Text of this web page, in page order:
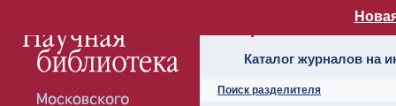
Алфавитный
Каталог журналов на
Поиск разделителя